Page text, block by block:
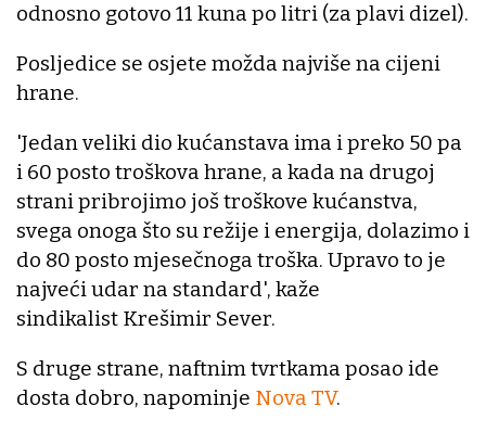
odnosno gotovo 11 kuna po litri (za plavi dizel).
Posljedice se osjete možda najviše na cijeni
hrane.
'Jedan veliki dio kućanstava ima i preko 50 pa
i 60 posto troškova hrane, a kada na drugoj
strani pribrojimo još troškove kućanstva,
svega onoga što su režije i energija, dolazimo i
do 80 posto mjesečnoga troška. Upravo to je
najveći udar na standard', kaže
sindikalist Krešimir Sever.
S druge strane, naftnim tvrtkama posao ide
dosta dobro, napominje Nova TV.